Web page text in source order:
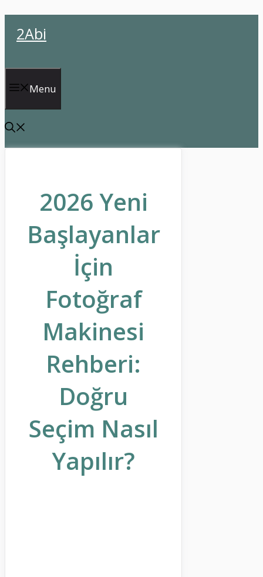
atla2Abi
Menu
2026 Yeni
Başlayanlar
İçin
Fotoğraf
Makinesi
Rehberi:
Doğru
Seçim Nasıl
Yapılır?